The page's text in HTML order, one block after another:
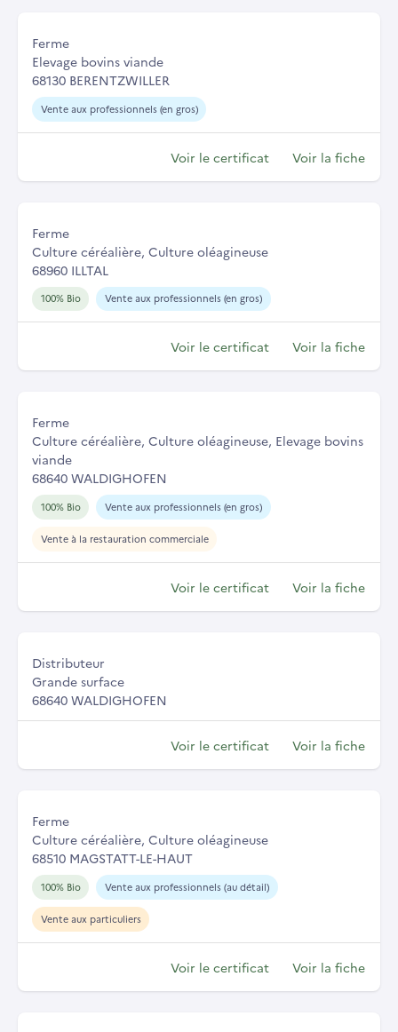
Ferme
Elevage bovins viande
68130 BERENTZWILLER
Vente aux professionnels (en gros)
Voir le certificat Voir la fiche
Ferme
Culture céréalière, Culture oléagineuse
68960 ILLTAL
100% Bio Vente aux professionnels (en gros)
Voir le certificat Voir la fiche
Ferme
Culture céréalière, Culture oléagineuse, Elevage bovins
viande
68640 WALDIGHOFEN
100% Bio Vente aux professionnels (en gros)
Vente à la restauration commerciale
Voir le certificat Voir la fiche
Distributeur
Grande surface
68640 WALDIGHOFEN
Voir le certificat Voir la fiche
Ferme
Culture céréalière, Culture oléagineuse
68510 MAGSTATT-LE-HAUT
100% Bio Vente aux professionnels (au détail)
Vente aux particuliers
Voir le certificat Voir la fiche